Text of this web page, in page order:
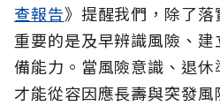
查報告》提醒我們，除了
重要的是及早辨識風險、
備能力。當風險意識、退休
才能從容因應長壽與突發